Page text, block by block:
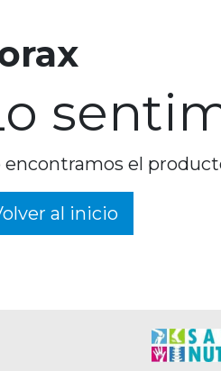
encontramos el
al inicio